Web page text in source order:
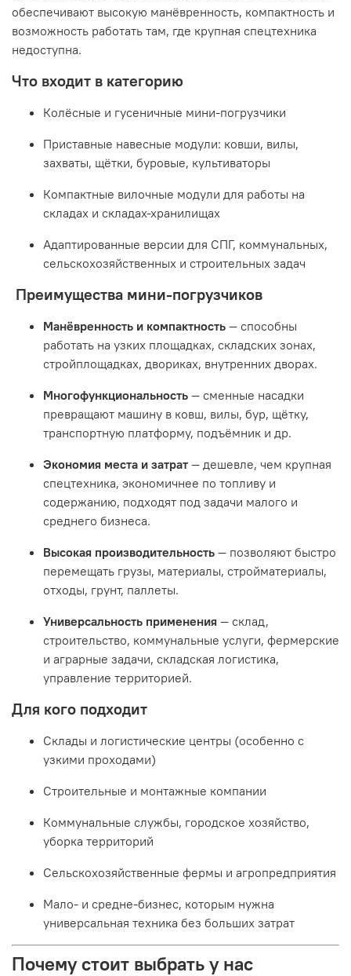
обеспечивают высокую манёвренность, компактность и
возможность работать там, где крупная спецтехника
недоступна.
Что входит в категорию
Колёсные и гусеничные мини-погрузчики
Приставные навесные модули: ковши, вилы,
захваты, щётки, буровые, культиваторы
Компактные вилочные модули для работы на
складах и складах-хранилищах
Адаптированные версии для СПГ, коммунальных,
сельскохозяйственных и строительных задач
Преимущества мини-погрузчиков
Манёвренность и компактность — способны
работать на узких площадках, складских зонах,
стройплощадках, двориках, внутренних дворах.
Многофункциональность — сменные насадки
превращают машину в ковш, вилы, бур, щётку,
транспортную платформу, подъёмник и др.
Экономия места и затрат — дешевле, чем крупная
спецтехника, экономичнее по топливу и
содержанию, подходят под задачи малого и
среднего бизнеса.
Высокая производительность — позволяют быстро
перемещать грузы, материалы, стройматериалы,
отходы, грунт, паллеты.
Универсальность применения — склад,
строительство, коммунальные услуги, фермерские
и аграрные задачи, складская логистика,
управление территорией.
Для кого подходит
Склады и логистические центры (особенно с
узкими проходами)
Строительные и монтажные компании
Коммунальные службы, городское хозяйство,
уборка территорий
Сельскохозяйственные фермы и агропредприятия
Мало- и средне-бизнес, которым нужна
универсальная техника без больших затрат
Почему стоит выбрать у нас